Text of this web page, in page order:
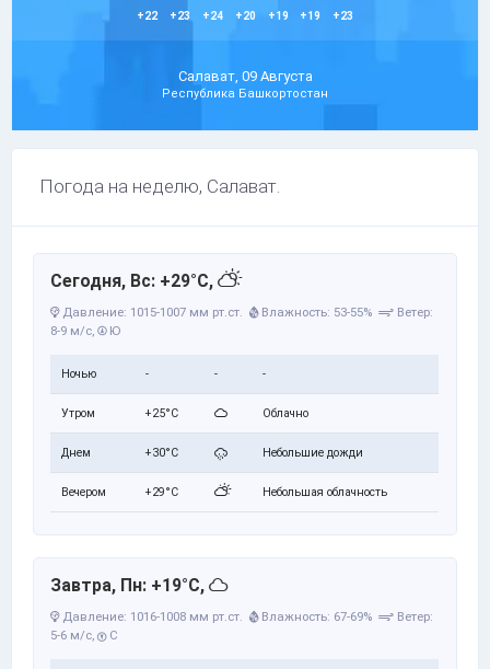
+22 +23 +24 +20 +19 +19 +23
Салават, 09 Августа
Республика Башкортостан
Погода на неделю, Салават.
Сегодня, Вс: +29°C,
Давление: 1015-1007 мм рт.ст. Влажность: 53-55%
Ветер:
8-9 м/с, Ю
Ночью - - -
Утром +25°C Облачно
Днем +30°C Небольшие дожди
Вечером +29°C Небольшая облачность
Завтра, Пн: +19°C,
Давление: 1016-1008 мм рт.ст. Влажность: 67-69%
Ветер:
5-6 м/с, С